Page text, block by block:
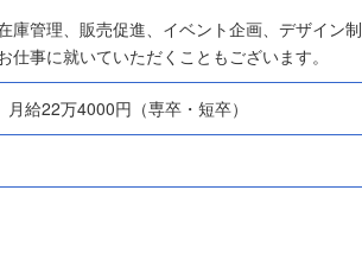
庫管理、販売促進、イベント企画、デザイン制
事に就いていただくこともございます。
給22万4000円（専卒・短卒）